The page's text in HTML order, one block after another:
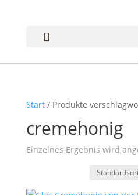

Start/ Produkte
cremehonig
Einzelnes Ergebnis wird